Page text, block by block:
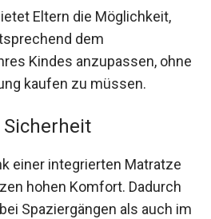
Eltern die Möglichkeit,
dem
Kindes anzupassen, ohne
kaufen zu müssen.
einer integrierten Matratze
hohen Komfort. Dadurch
Spaziergängen als auch im